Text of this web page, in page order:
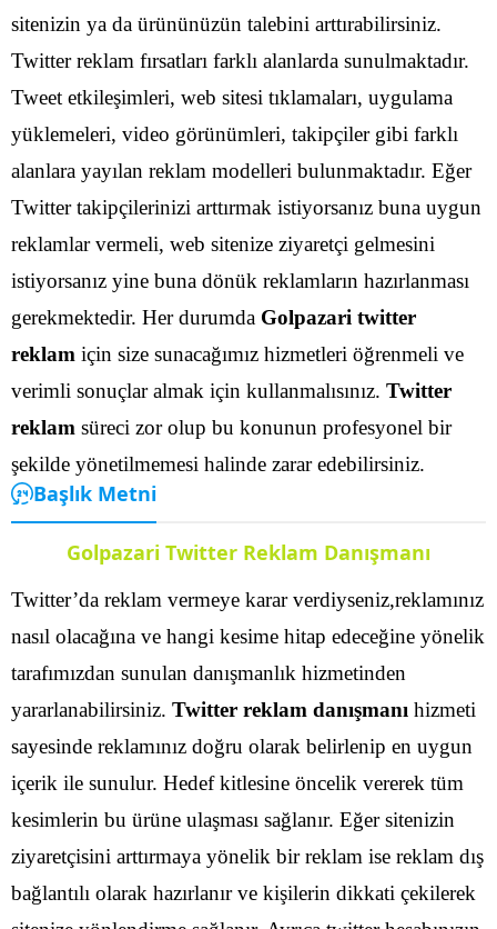
sitenizin ya da ürününüzün talebini arttırabilirsiniz.
Twitter reklam fırsatları farklı alanlarda sunulmaktadır.
Tweet etkileşimleri, web sitesi tıklamaları, uygulama
yüklemeleri, video görünümleri, takipçiler gibi farklı
alanlara yayılan reklam modelleri bulunmaktadır. Eğer
Twitter takipçilerinizi arttırmak istiyorsanız buna uygun
reklamlar vermeli, web sitenize ziyaretçi gelmesini
istiyorsanız yine buna dönük reklamların hazırlanması
gerekmektedir. Her durumda Golpazari twitter
reklam için size sunacağımız hizmetleri öğrenmeli ve
verimli sonuçlar almak için kullanmalısınız. Twitter
reklam süreci zor olup bu konunun profesyonel bir
şekilde yönetilmemesi halinde zarar edebilirsiniz.
Başlık Metni
Golpazari Twitter Reklam Danışmanı
Twitter’da reklam vermeye karar verdiyseniz,reklamınız
nasıl olacağına ve hangi kesime hitap edeceğine yönelik
tarafımızdan sunulan danışmanlık hizmetinden
yararlanabilirsiniz. Twitter reklam danışmanı hizmeti
sayesinde reklamınız doğru olarak belirlenip en uygun
içerik ile sunulur. Hedef kitlesine öncelik vererek tüm
kesimlerin bu ürüne ulaşması sağlanır. Eğer sitenizin
ziyaretçisini arttırmaya yönelik bir reklam ise reklam dış
bağlantılı olarak hazırlanır ve kişilerin dikkati çekilerek